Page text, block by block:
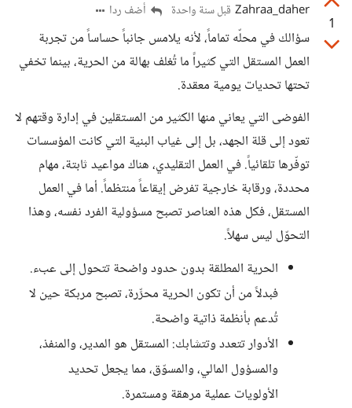
1
Zahraa_daher قبل سنة واحدة أضف ردا
سؤالك في محلّه تماماً، لأنه يلامس جانباً حساساً من تجربة
العمل المستقل التي كثيراً ما تُغلف بهالة من الحرية، بينما تخفي
تحتها تحديات يومية معقدة.
الفوضى التي يعاني منها الكثير من المستقلين في إدارة وقتهم لا
تعود إلى قلة الجهد، بل إلى غياب البنية التي كانت المؤسسات
توفّرها تلقائياً. في العمل التقليدي، هناك مواعيد ثابتة، مهام
محددة، ورقابة خارجية تفرض إيقاعاً منتظماً. أما في العمل
المستقل، فكل هذه العناصر تصبح مسؤولية الفرد نفسه، وهذا
التحوّل ليس سهلاً.
الحرية المطلقة بدون حدود واضحة تتحول إلى عبء.
فبدلاً من أن تكون الحرية محرِّرة، تصبح مربكة حين لا
تُدعم بأنظمة ذاتية واضحة.
الأدوار تتعدد وتتشابك: المستقل هو المدير، والمنفذ،
والمسؤول المالي، والمسوّق، مما يجعل تحديد
الأولويات عملية مرهقة ومستمرة.